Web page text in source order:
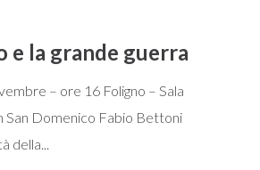
e la grande guerra
– ore 16 Foligno – Sala
San Domenico Fabio Bettoni
della...